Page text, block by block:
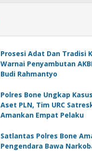
Prosesi Adat Dan Tradisi
Warnai Penyambutan
Budi Rahmantyo
Polres Bone Ungkap
Aset PLN, Tim URC
Amankan Empat Pelaku
Satlantas Polres Bone
Pengendara Bawa